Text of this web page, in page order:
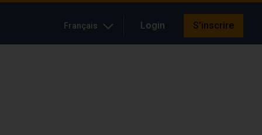
Français Login S'inscrire